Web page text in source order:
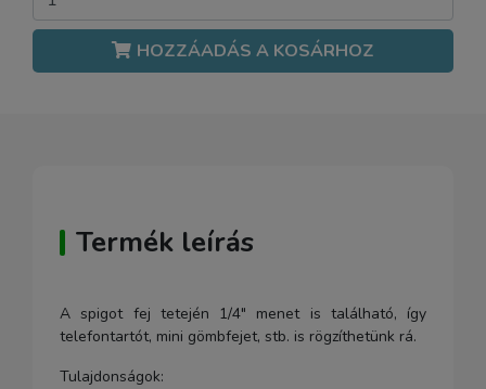
HOZZÁADÁS A KOSÁRHOZ
Termék leírás
A spigot fej tetején 1/4" menet is található, így
telefontartót, mini gömbfejet, stb. is rögzíthetünk rá.
Tulajdonságok: